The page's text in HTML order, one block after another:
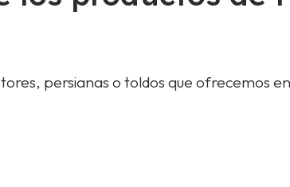
persianas o toldos que ofrecemos